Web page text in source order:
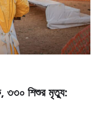
৩৩০ শিশুর মৃত্যু: